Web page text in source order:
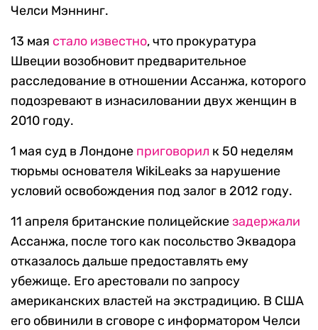
Челси Мэннинг.
13 мая стало известно, что прокуратура
Швеции возобновит предварительное
расследование в отношении Ассанжа, которого
подозревают в изнасиловании двух женщин в
2010 году.
1 мая суд в Лондоне приговорил к 50 неделям
тюрьмы основателя WikiLeaks за нарушение
условий освобождения под залог в 2012 году.
11 апреля британские полицейскиезадержали
Ассанжа, после того как посольство Эквадора
отказалось дальше предоставлять ему
убежище. Его арестовали по запросу
американских властей на экстрадицию. В США
его обвинили в сговоре с информатором Челси